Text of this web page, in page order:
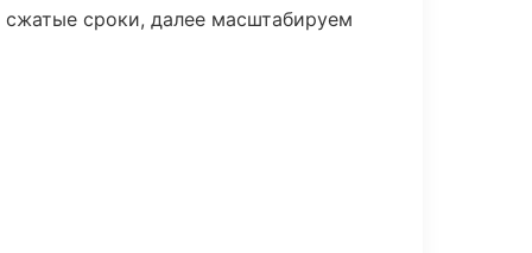
сжатые сроки, далее масштабируем